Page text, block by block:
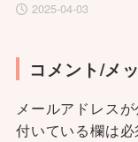
2025-04-03
コメント/メ
メールアドレス
付いている欄は